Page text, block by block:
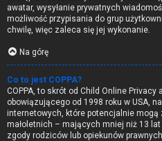
awatar, wysyłanie prywatnych
możliwość przypisania do grup
chwilę, więc zaleca się jej wykonanie.
Na górę
Co to jest COPPA?
COPPA, to skrót od Child Online
obowiązującego od 1998 roku w USA,
internetowych, które potencjalnie mogą
małoletnich – mających mniej niż 13
zgody rodziców lub opiekunów